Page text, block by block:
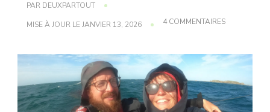
PAR DEUXPARTOUT
MISE À JOUR LEJANVIER 13, 2026 4 COMMENTAIRESSUR
NIVEAU
–
INTENSIF
(1/2)